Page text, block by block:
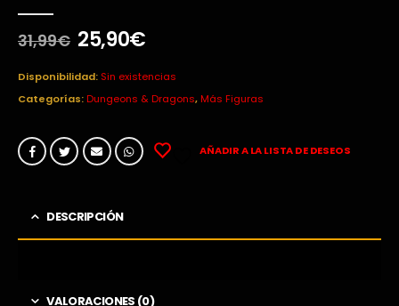
31,99€ El
precio
original
era:
25,90€El
actual
es:
Disponibilidad: Sin existencias
Categorías:Dungeons & Dragons,Más Figuras
AÑADIR A LA LISTA DE DESEOS
DESCRIPCIÓN
VALORACIONES (0)